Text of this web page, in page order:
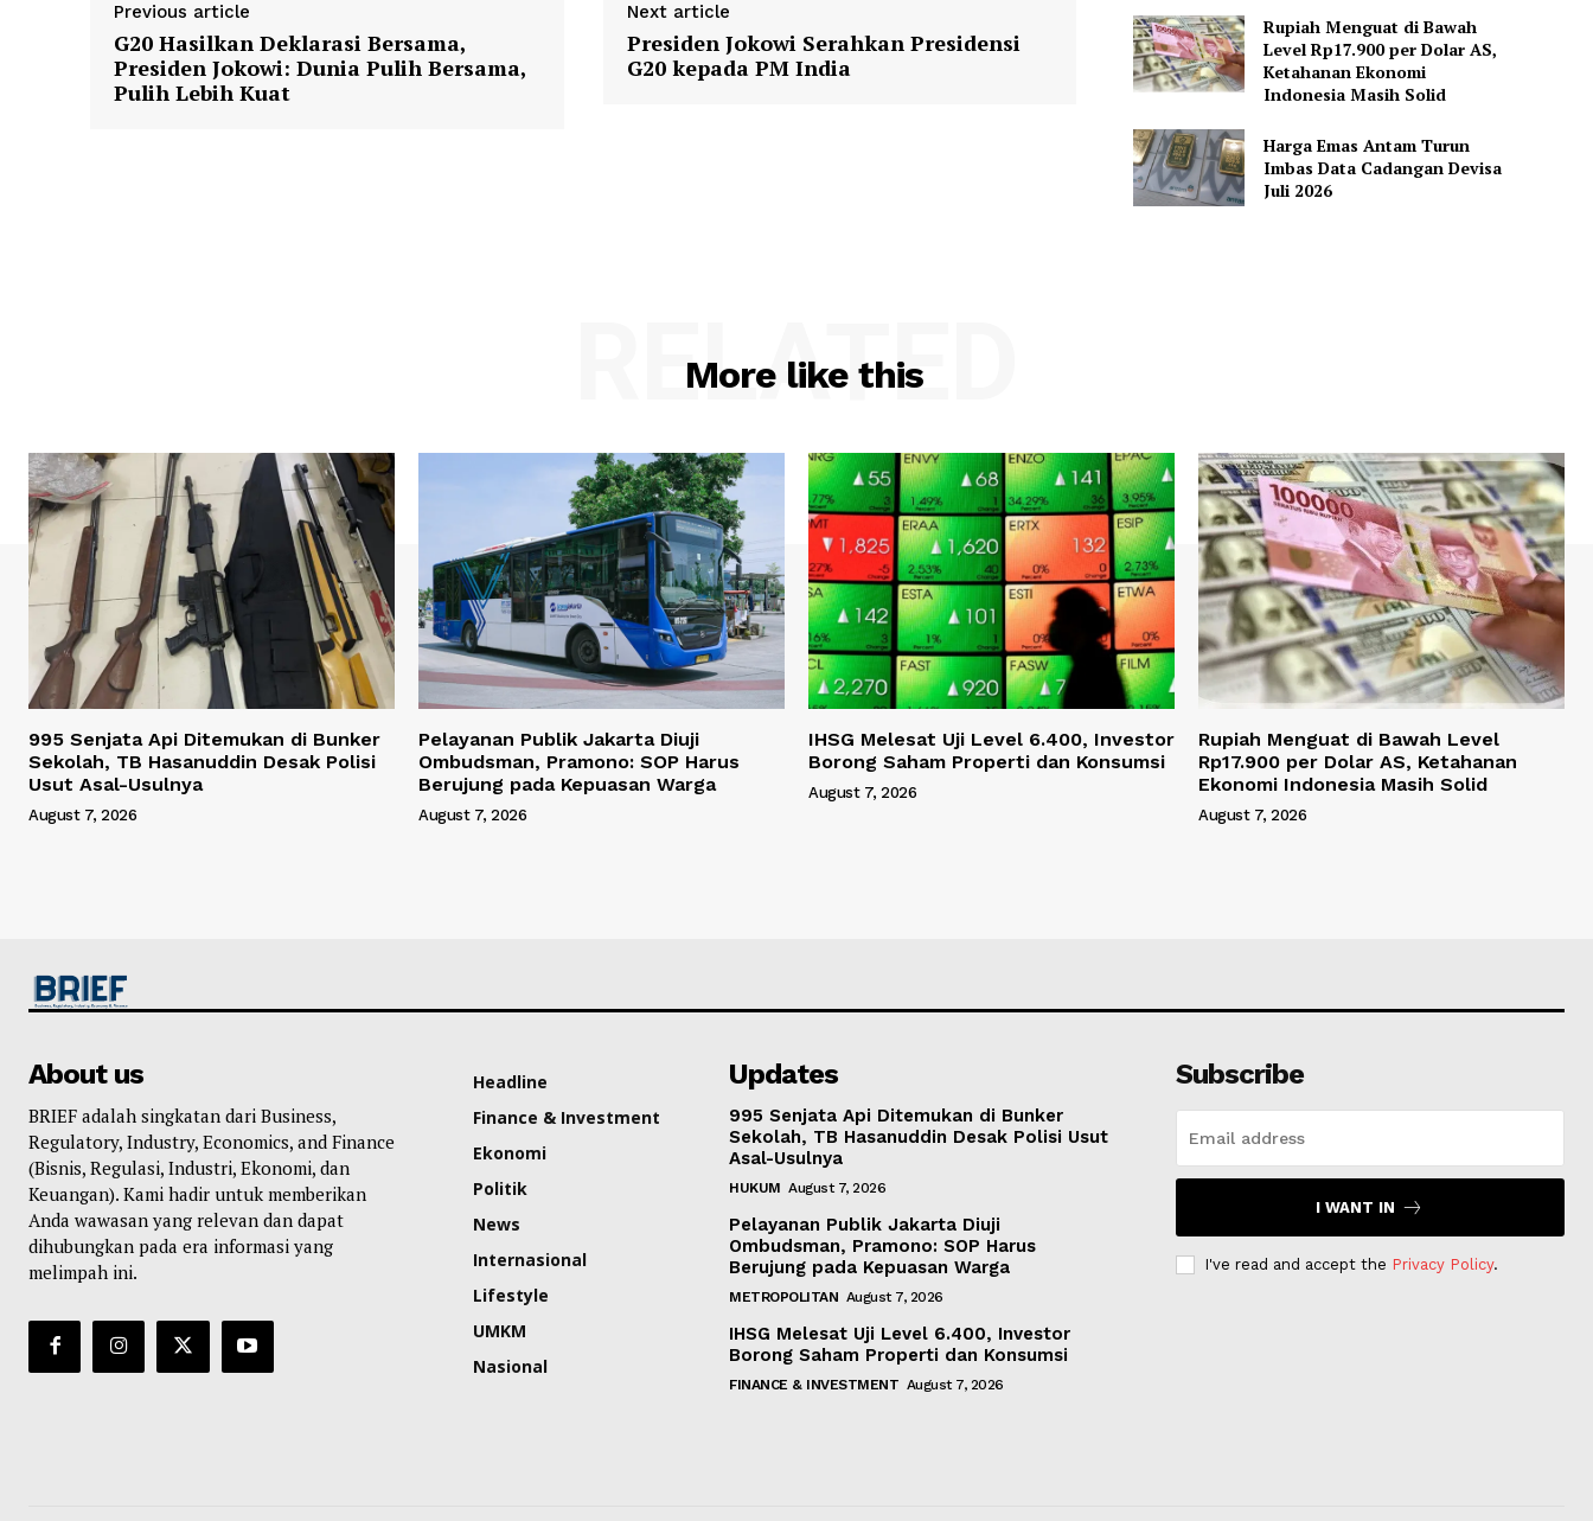
Previous article
G20 Hasilkan Deklarasi Bersama,
Presiden Jokowi: Dunia Pulih Bersama,
Pulih Lebih Kuat
Next article
Presiden Jokowi Serahkan Presidensi
G20 kepada PM India
Rupiah Menguat di Bawah
Level Rp17.900 per Dolar AS,
Ketahanan Ekonomi
Indonesia Masih Solid
Harga Emas Antam Turun
Imbas Data Cadangan Devisa
Juli 2026
More like this
RELATED
995 Senjata Api Ditemukan di Bunker
Sekolah, TB Hasanuddin Desak Polisi
Usut Asal-Usulnya
August 7, 2026
Pelayanan Publik Jakarta Diuji
Ombudsman, Pramono: SOP Harus
Berujung pada Kepuasan Warga
August 7, 2026
IHSG Melesat Uji Level 6.400, Investor
Borong Saham Properti dan Konsumsi
August 7, 2026
Rupiah Menguat di Bawah Level
Rp17.900 per Dolar AS, Ketahanan
Ekonomi Indonesia Masih Solid
August 7, 2026
About us
BRIEF adalah singkatan dari Business,
Regulatory, Industry, Economics, and Finance
(Bisnis, Regulasi, Industri, Ekonomi, dan
Keuangan). Kami hadir untuk memberikan
Anda wawasan yang relevan dan dapat
dihubungkan pada era informasi yang
melimpah ini.
Headline
Finance & Investment
Ekonomi
Politik
News
Internasional
Lifestyle
UMKM
Nasional
Updates
995 Senjata Api Ditemukan di Bunker
Sekolah, TB Hasanuddin Desak Polisi Usut
Asal-Usulnya
HUKUM August 7, 2026
Pelayanan Publik Jakarta Diuji
Ombudsman, Pramono: SOP Harus
Berujung pada Kepuasan Warga
METROPOLITAN August 7, 2026
IHSG Melesat Uji Level 6.400, Investor
Borong Saham Properti dan Konsumsi
FINANCE & INVESTMENT August 7, 2026
Subscribe
I WANT IN
I've read and accept the Privacy Policy.